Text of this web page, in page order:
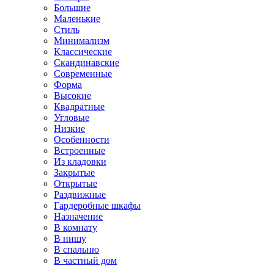
Большие
Маленькие
Стиль
Минимализм
Классические
Скандинавские
Современные
Форма
Высокие
Квадратные
Угловые
Низкие
Особенности
Встроенные
Из кладовки
Закрытые
Открытые
Раздвижные
Гардеробные шкафы
Назначение
В комнату
В нишу
В спальню
В частный дом